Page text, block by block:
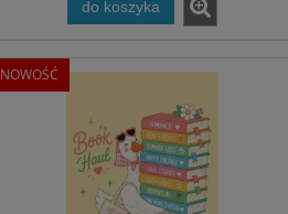
do koszyka
NOWOŚĆ